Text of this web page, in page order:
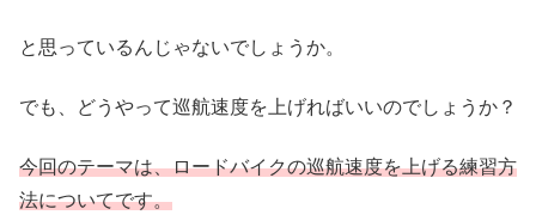
と思っているんじゃないでしょうか。
でも、どうやって巡航速度を上げればいいのでしょうか？
今回のテーマは、ロードバイクの巡航速度を上げる練習方
法についてです。